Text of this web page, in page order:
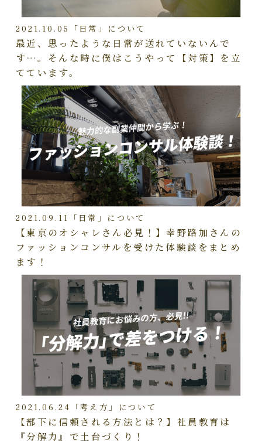
2021.10.05 「日常」について
最近、思ったような日常が送れていないんで
す…。そんな時に僕はこうやって【対策】を立
てています。
2021.09.11 「日常」について
【東京のオシャレさん必見！】幸野路加さんの
ファッションコンサルを受けた体験談をまとめ
ます！
2021.06.24 「考え方」について
【部下に信頼される方法とは？】社員教育は
『分解力』で土台づくり！